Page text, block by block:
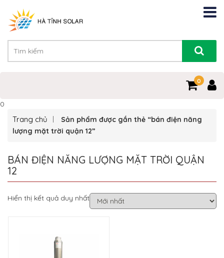
0
0
Trang chủ
Sản phẩm được gắn thẻ “bán điện năng
lượng mặt trời quận 12”
BÁN ĐIỆN NĂNG LƯỢNG MẶT TRỜI QUẬN
12
Hiển thị kết quả duy nhất